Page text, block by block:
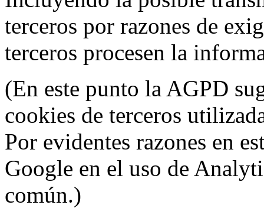
terceros por razones de
terceros procesen la
(En este punto la AGPD
cookies de terceros
Por evidentes razones en
Google en el uso de
común.)